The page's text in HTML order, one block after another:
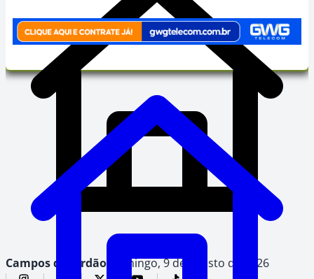
Campos do Jordão, domingo, 9 de agosto de 2026